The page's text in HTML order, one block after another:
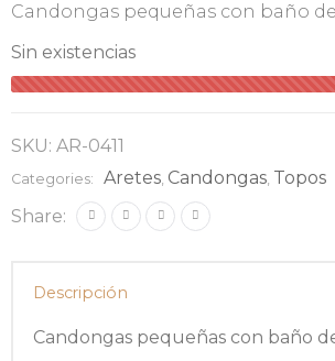
Candongas pequeñas con baño
Sin existencias
SKU: AR-0411
Categories: Aretes, Candongas, Topos
Share:
Descripción
Candongas pequeñas con baño